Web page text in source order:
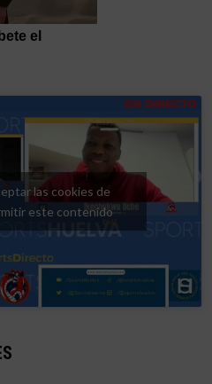
las cookies de
este contenido